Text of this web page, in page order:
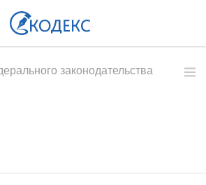
законодательства